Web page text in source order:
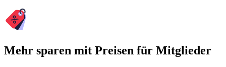
Mehr sparen mit Preisen für Mitglieder